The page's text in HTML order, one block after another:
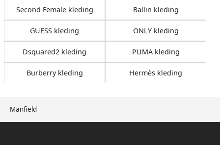
Manfield
Second Female kleding Ballin kleding
GUESS kleding ONLY kleding
Dsquared2 kleding PUMA kleding
Burberry kleding Hermès kleding